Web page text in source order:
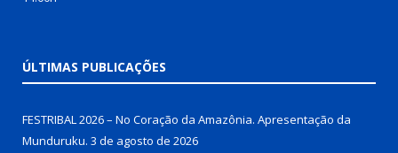
ÚLTIMAS PUBLICAÇÕES
FESTRIBAL 2026 – No Coração da Amazônia. Apresentação da
Munduruku. 3 de agosto de 2026